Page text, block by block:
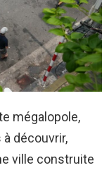
mégalopole,
découvrir,
ville construite